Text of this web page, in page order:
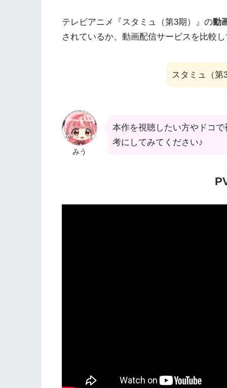
テレビアニメ『スタミュ（第3期）』の動
されているか、動画配信サービスを比較
スタミュ（第
みう
本作を視聴したい方やドコ
考にしてみてください♪